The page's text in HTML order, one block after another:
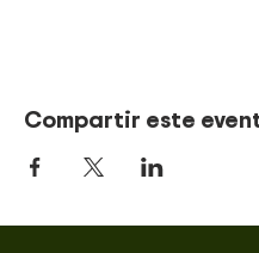
Compartir este